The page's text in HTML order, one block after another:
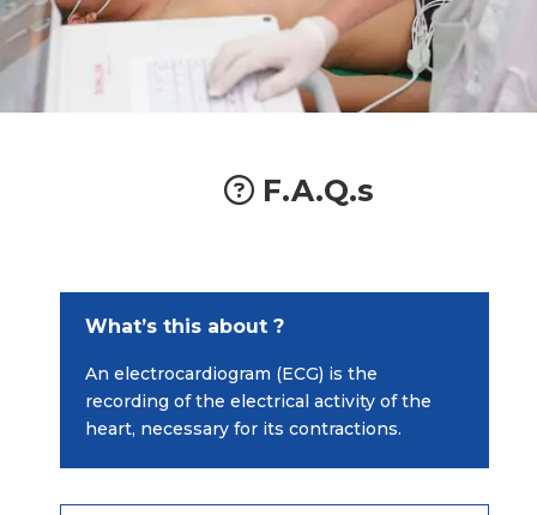
F.A.Q.s
What’s this about ?
An electrocardiogram (ECG) is the
recording of the electrical activity of the
heart, necessary for its contractions.